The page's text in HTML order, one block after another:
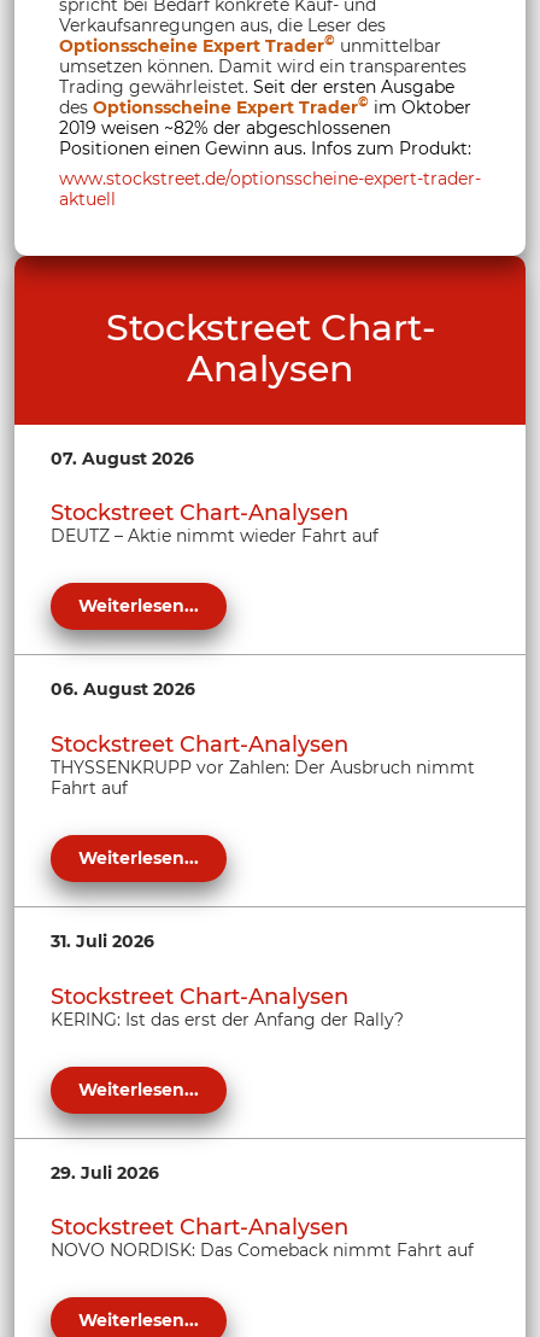
spricht bei Bedarf konkrete Kauf- und
Verkaufsanregungen aus, die Leser des
Optionsscheine Expert Trader© unmittelbar
umsetzen können. Damit wird ein transparentes
Trading gewährleistet. Seit der ersten Ausgabe
des Optionsscheine Expert Trader© im Oktober
2019 weisen ~82% der abgeschlossenen
Positionen einen Gewinn aus. Infos zum Produkt:
www.stockstreet.de/optionsscheine-expert-trader-
aktuell
Stockstreet Chart-
Analysen
07. August 2026
Stockstreet Chart-Analysen
DEUTZ – Aktie nimmt wieder Fahrt auf
Weiterlesen...
06. August 2026
Stockstreet Chart-Analysen
THYSSENKRUPP vor Zahlen: Der Ausbruch nimmt
Fahrt auf
Weiterlesen...
31. Juli 2026
Stockstreet Chart-Analysen
KERING: Ist das erst der Anfang der Rally?
Weiterlesen...
29. Juli 2026
Stockstreet Chart-Analysen
NOVO NORDISK: Das Comeback nimmt Fahrt auf
Weiterlesen...